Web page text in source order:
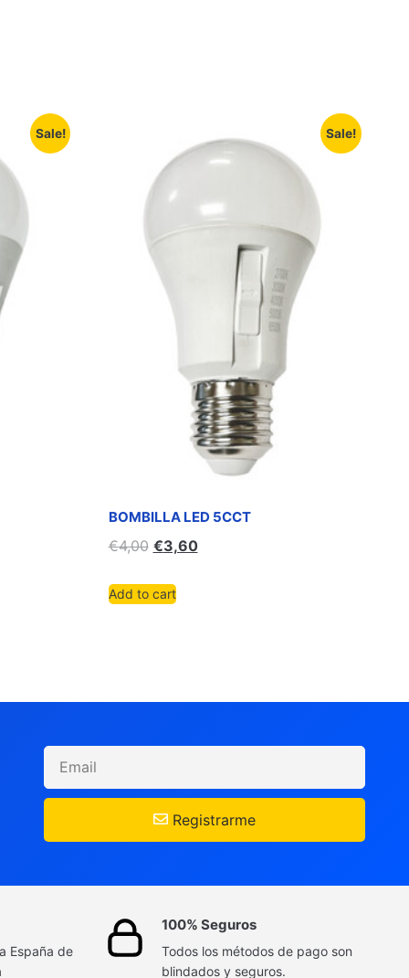
Sale! Sale!
BOMBILLA LED 5CCT
€4,00 €3,60
Add to cart
Registrarme
España de
100% Seguros
Todos los métodos de pago son
blindados y seguros.